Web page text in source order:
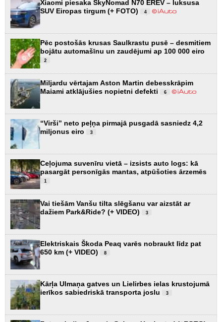
Xiaomi piesaka SkyNomad N70 EREV – luksusa
SUV Eiropas tirgum (+ FOTO)
4
Pēc postošās krusas Saulkrastu pusē – desmitiem
bojātu automašīnu un zaudējumi ap 100 000 eiro
2
Miljardu vērtajam Aston Martin debesskrāpim
Maiami atklājušies nopietni defekti
6
“Virši” neto peļņa pirmajā pusgadā sasniedz 4,2
miljonus eiro
3
Ceļojuma suvenīru vietā – izsists auto logs: kā
pasargāt personīgās mantas, atpūšoties ārzemēs
1
Vai tiešām Vanšu tilta slēgšanu var aizstāt ar
dažiem Park&Ride? (+ VIDEO)
3
Elektriskais Škoda Peaq varēs nobraukt līdz pat
650 km (+ VIDEO)
8
Kārļa Ulmaņa gatves un Lielirbes ielas krustojumā
ierīkos sabiedriskā transporta joslu
3